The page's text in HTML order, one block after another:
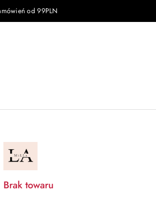
od 99PLN
NAZWA
PRODUCENTA:
LA
Brak towaru